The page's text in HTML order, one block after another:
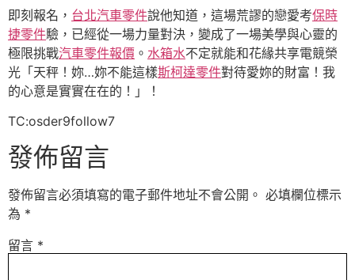
即刻報名， 台北汽車零件說他知道，這場荒謬的戀愛考保時
捷零件驗，已經從一場力量對決，變成了一場美學與心靈的
極限挑戰汽車零件報價 。 水箱水不定就能和花緣共享電競榮
光「天秤！妳…妳不能這樣斯柯達零件對待愛妳的財富！我
的心意是實實在在的！」！
TC:osder9follow7
發佈留言
發佈留言必須填寫的電子郵件地址不會公開。 必填欄位標示
為 *
留言 *